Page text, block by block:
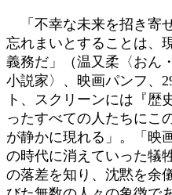
「不幸な未来を招き寄
忘れまいとすることは、
義務だ」（温又柔〈おん
小説家〉、映画パンフ、
ト、スクリーンには『歴
ったすべての人たちにこ
が静かに現れる」。「映
の時代に消えていった犠
の落差を知り、沈黙を余